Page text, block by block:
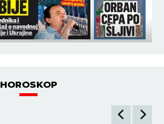
HOROSKOP